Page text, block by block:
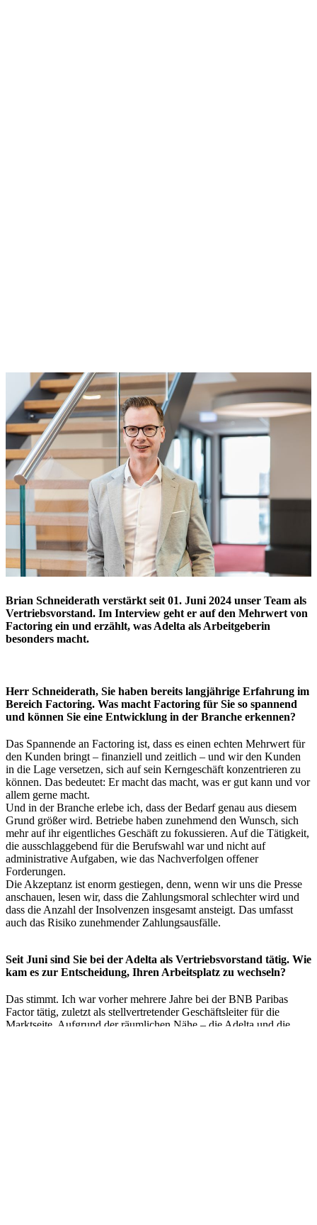
Brian Schneiderath verstärkt seit 01. Juni 2024 unser Team als
Vertriebsvorstand. Im Interview geht er auf den Mehrwert von
Factoring ein und erzählt, was Adelta als Arbeitgeberin
besonders macht.
Herr Schneiderath, Sie haben bereits langjährige Erfahrung im
Bereich Factoring. Was macht Factoring für Sie so spannend
und können Sie eine Entwicklung in der Branche erkennen?
Das Spannende an Factoring ist, dass es einen echten Mehrwert für
den Kunden bringt – finanziell und zeitlich – und wir den Kunden
in die Lage versetzen, sich auf sein Kerngeschäft konzentrieren zu
können. Das bedeutet: Er macht das macht, was er gut kann und vor
allem gerne macht.
Und in der Branche erlebe ich, dass der Bedarf genau aus diesem
Grund größer wird. Betriebe haben zunehmend den Wunsch, sich
mehr auf ihr eigentliches Geschäft zu fokussieren. Auf die Tätigkeit,
die ausschlaggebend für die Berufswahl war und nicht auf
administrative Aufgaben, wie das Nachverfolgen offener
Forderungen.
Die Akzeptanz ist enorm gestiegen, denn, wenn wir uns die Presse
anschauen, lesen wir, dass die Zahlungsmoral schlechter wird und
dass die Anzahl der Insolvenzen insgesamt ansteigt. Das umfasst
auch das Risiko zunehmender Zahlungsausfälle.
Seit Juni sind Sie bei der Adelta als Vertriebsvorstand tätig. Wie
kam es zur Entscheidung, Ihren Arbeitsplatz zu wechseln?
Das stimmt. Ich war vorher mehrere Jahre bei der BNB Paribas
Factor tätig, zuletzt als stellvertretender Geschäftsleiter für die
Marktseite. Aufgrund der räumlichen Nähe – die Adelta und die